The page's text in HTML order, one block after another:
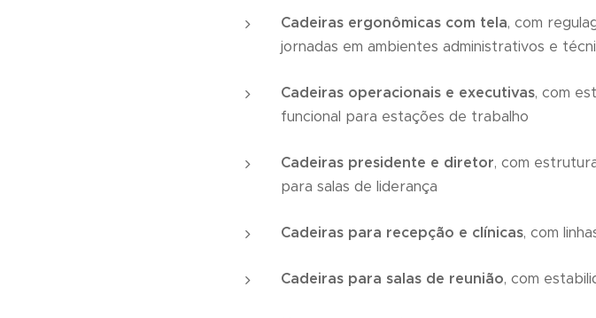
Cadeiras ergonômicas com tela, com
jornadas em ambientes administrativos e
Cadeiras operacionais e executivas, com
funcional para estações de trabalho
Cadeiras presidente e diretor, com
para salas de liderança
Cadeiras para recepção e clínicas, com
Cadeiras para salas de reunião, com